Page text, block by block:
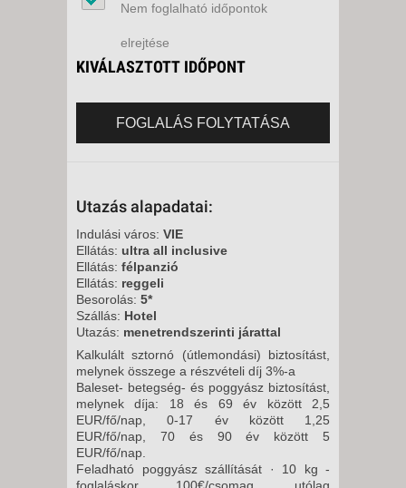
8 NAP / 7 ÉJSZAKA
2026. SZEPTEMBER 04.,
PÉNTEK -
2026. SZEPTEMBER 11.,
PÉNTEK -
8 NAP / 7 ÉJSZAKA
2026. SZEPTEMBER 25.,
PÉNTEK -
8 NAP / 7 ÉJSZAKA
2026. OKTÓBER 02., PÉNTEK -
8 NAP / 7 ÉJSZAKA
2026. OKTÓBER 09., PÉNTEK -
8 NAP / 7 ÉJSZAKA
2026. OKTÓBER 16., PÉNTEK -
8 NAP / 7 ÉJSZAKA
2026. OKTÓBER 26., HÉTFŐ -
Nem foglalható időpontok
elrejtése
KIVÁLASZTOTT IDŐPONT
FOGLALÁS FOLYTATÁSA
Utazás alapadatai:
Indulási város: VIE
Ellátás: ultra all inclusive
Ellátás: félpanzió
Ellátás: reggeli
Besorolás: 5*
Szállás: Hotel
Utazás: menetrendszerinti járattal
Kalkulált sztornó (útlemondási) biztosítást,
melynek összege a részvételi díj 3%-a
Baleset- betegség- és poggyász biztosítást,
melynek díja: 18 és 69 év között 2,5
EUR/fő/nap, 0-17 év között 1,25
EUR/fő/nap, 70 és 90 év között 5
EUR/fő/nap.
Feladható poggyász szállítását · 10 kg -